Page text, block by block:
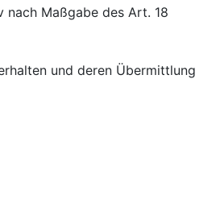
nach Maßgabe des Art. 18
und deren Übermittlung